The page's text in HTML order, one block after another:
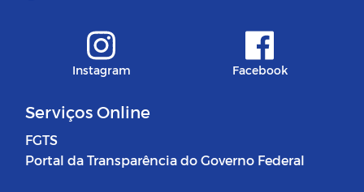
Instagram Facebook
Serviços Online
FGTS
Portal da Transparência do Governo Federal